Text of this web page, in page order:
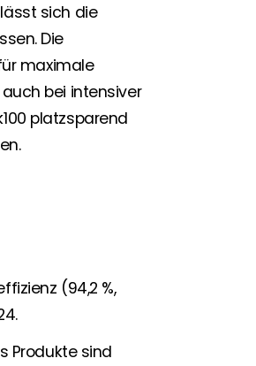
sich die
Die
maximale
bei intensiver
platzsparend
(94,2 %,
Produkte sind